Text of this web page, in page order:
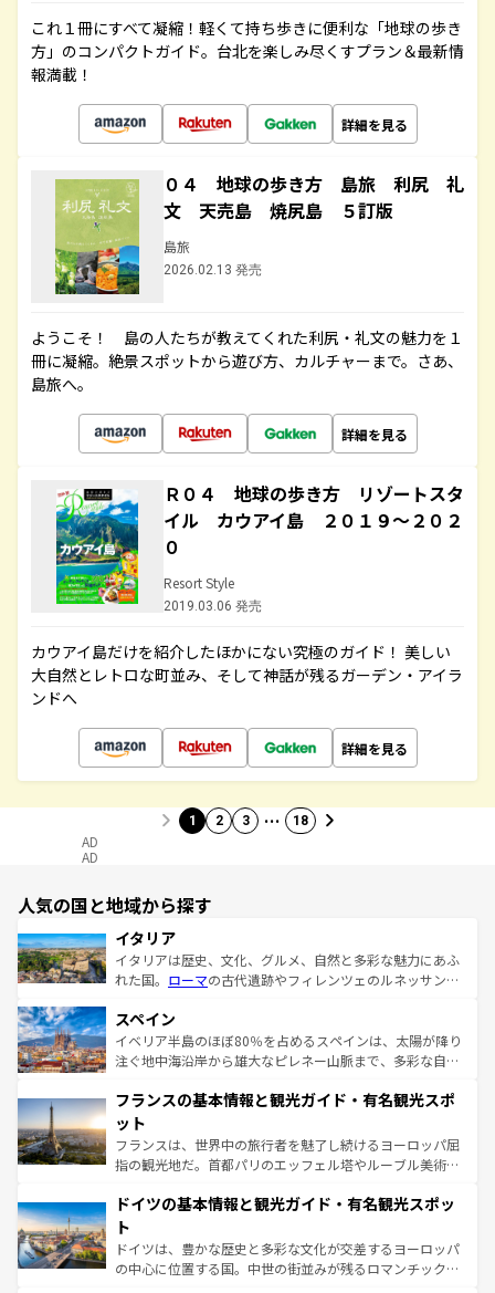
これ１冊にすべて凝縮！軽くて持ち歩きに便利な「地球の歩き
方」のコンパクトガイド。台北を楽しみ尽くすプラン＆最新情
報満載！
詳細を見る
０４ 地球の歩き方 島旅 利尻 礼
文 天売島 焼尻島 ５訂版
島旅
2026.02.13 発売
ようこそ！ 島の人たちが教えてくれた利尻・礼文の魅力を１
冊に凝縮。絶景スポットから遊び方、カルチャーまで。さあ、
島旅へ。
詳細を見る
Ｒ０４ 地球の歩き方 リゾートスタ
イル カウアイ島 ２０１９～２０２
０
Resort Style
2019.03.06 発売
カウアイ島だけを紹介したほかにない究極のガイド！ 美しい
大自然とレトロな町並み、そして神話が残るガーデン・アイラ
ンドへ
詳細を見る
1 2 3 … 18
AD
AD
人気の国と地域から探す
イタリア
イタリアは歴史、文化、グルメ、自然と多彩な魅力にあふ
れた国。 ローマの古代遺跡やフィレンツェのルネッサンス
ろん、トスカーナの美しい田園風景やアマルフィ海岸の絶
景など、自然景観も見逃せない。観光の合間には、本場の
ピザやパスタなど、絶品のイタリア料理を堪能することも
ませてくれるイタリアで、忘れられない旅をしてみよう！
なお、新着のイタリア情報は
しい。
スペイン
イベリア半島のほぼ80％を占めるスペインは、太陽が降り
注ぐ地中海沿岸から雄大なピレネー山脈まで、多彩な自然
文化が根付くこの国では、情熱的なフラメンコ、熱気あふ
れる闘牛、そして美味しいタパスが生活の一部となってい
る。首都マドリードの洗練された雰囲気や、バルセロナの
アートに溢れた街角から、地方では古代ローマ遺跡や中世
せる。地方によって風土や気候が異なるスペインはその個
ンテンツ一覧 を参照してほしい。
フランスの基本情報と観光ガイド・有名観光スポ
ット
フランスは、世界中の旅行者を魅了し続けるヨーロッパ屈
指の観光地だ。首都パリのエッフェル塔やルーブル美術館
で、幅広い魅力が詰まっている。華麗な宮殿、歴史的な大
聖堂、美しいビーチ、そして豊かな自然が、訪れる者を心
から魅了する。また、フランスは美食の国としても知ら
れ、フランス料理はユネスコ無形文化遺産にも登録されて
ドイツの基本情報と観光ガイド・有名観光スポッ
ト
ドイツは、豊かな歴史と多彩な文化が交差するヨーロッパ
の中心に位置する国。中世の街並みが残るロマンチック街